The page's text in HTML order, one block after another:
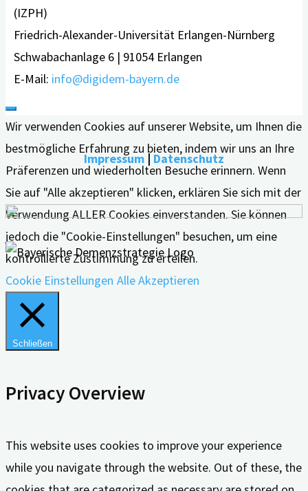
(IZPH)
Friedrich-Alexander-Universität Erlangen-Nürnberg
Schwabachanlage 6 | 91054 Erlangen
E-Mail: info@digidem-bayern.de
Impressum | Datenschutz
Wir verwenden Cookies auf unserer Website, um Ihnen die
bestmögliche Erfahrung zu bieten, indem wir uns an Ihre
Präferenzen und wiederholten Besuche erinnern. Wenn
Sie auf "Alle akzeptieren" klicken, erklären Sie sich mit der
Verwendung ALLER Cookies einverstanden. Sie können
jedoch die "Cookie-Einstellungen" besuchen, um eine
kontrollierte Zustimmung zu erteilen.
Cookie Einstellungen Alle Akzeptieren
Schließen
Privacy Overview
This website uses cookies to improve your experience
while you navigate through the website. Out of these, the